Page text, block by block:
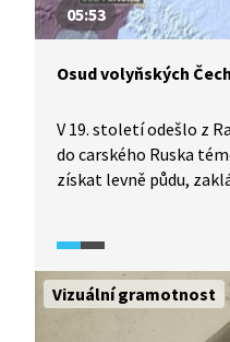
05:53
Osud volyňských
V 19. století odešlo z
do carského Ruska
získat levně půdu,
vojenské povinnosti.
měnit po sovětské
státu. Tragédií Volyně
světové války. V
Vizuální gramotnost